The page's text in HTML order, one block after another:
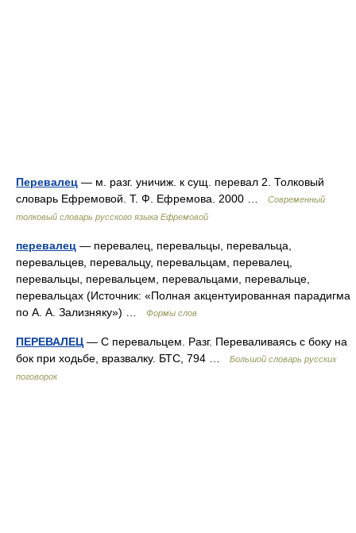
Перевалец — м. разг. уничиж. к сущ. перевал 2. Толковый
словарь Ефремовой. Т. Ф. Ефремова. 2000 …
Современный
толковый словарь русского языка Ефремовой
перевалец — перевалец, перевальцы, перевальца,
перевальцев, перевальцу, перевальцам, перевалец,
перевальцы, перевальцем, перевальцами, перевальце,
перевальцах (Источник: «Полная акцентуированная парадигма
по А. А. Зализняку») …
Формы слов
ПЕРЕВАЛЕЦ — С перевальцем. Разг. Переваливаясь с боку на
бок при ходьбе, вразвалку. БТС, 794 …
Большой словарь русских
поговорок